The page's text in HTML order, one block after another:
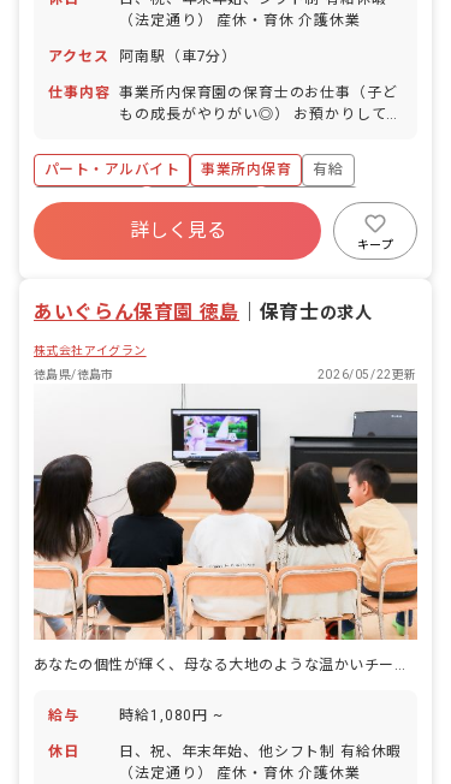
（法定通り） 産休・育休 介護休業
アクセス 阿南駅（車7分）
仕事内容 事業所内保育園の保育士のお仕事（子ど
もの成長がやりがい◎） お預かりしてい
す。 ・食事・睡眠・排泄・清潔・衣類の
着脱等 ・集団生活を通じた社会性の装着
・行事の計画・実行、お知らせの作成
パート・アルバイト 事業所内保育
有給
福利厚生充実
産休育休制度
未経験歓迎
WEB面接OK
詳しく見る
キープ
あいぐらん保育園 徳島 保育士の求人
株式会社アイグラン
徳島県/徳島市
2026/05/22更新
あなたの個性が輝く、母なる大地のような温かいチームで保育を創りませんか
給与 時給1,080円 ~
休日
日、祝、年末年始、他シフト制 有給休暇
（法定通り） 産休・育休 介護休業